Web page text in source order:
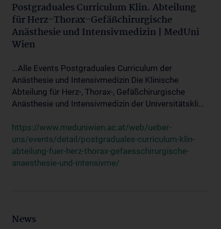
Postgraduales Curriculum Klin. Abteilung
für Herz-Thorax-Gefäßchirurgische
Anästhesie und Intensivmedizin | MedUni
Wien
...Alle Events Postgraduales Curriculum der
Anästhesie und Intensivmedizin Die Klinische
Abteilung für Herz-, Thorax-, Gefäßchirurgische
Anästhesie und Intensivmedizin der Universitätskli...
https://www.meduniwien.ac.at/web/ueber-
uns/events/detail/postgraduales-curriculum-klin-
abteilung-fuer-herz-thorax-gefaesschirurgische-
anaesthesie-und-intensivme/
News